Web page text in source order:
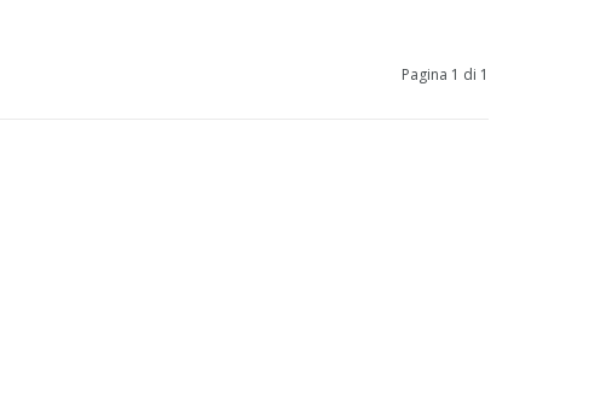
Pagina 1 di 1